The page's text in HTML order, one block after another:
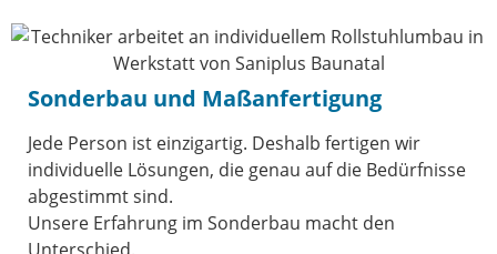
Sonderbau und Maßanfertigung
Jede Person ist einzigartig. Deshalb fertigen wir
individuelle Lösungen, die genau auf die Bedürfnisse
abgestimmt sind.
Unsere Erfahrung im Sonderbau macht den
Unterschied.